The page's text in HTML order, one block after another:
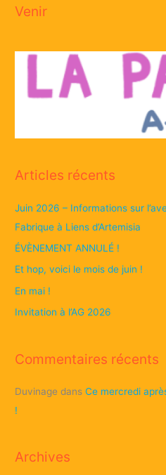
Venir
Articles récents
Juin 2026 – Informations sur
Fabrique à Liens d’Artemisia
ÉVÈNEMENT ANNULÉ !
Et hop, voici le mois de juin !
En mai !
Invitation à l’AG 2026
Commentaires récents
Duvinage dansCe mercredi
!
Archives